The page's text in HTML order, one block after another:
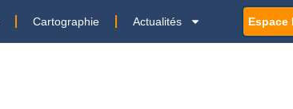
Cartographie Actualités Espace